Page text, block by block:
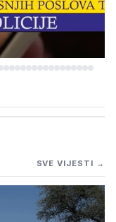
SVE VIJESTI →